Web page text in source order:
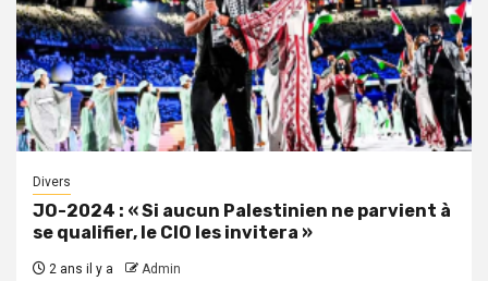
Divers
JO-2024 : « Si aucun Palestinien ne parvient à
se qualifier, le CIO les invitera »
2 ans il y a Admin